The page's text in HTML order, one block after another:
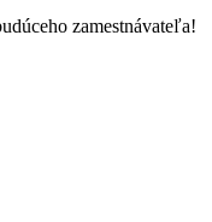
zamestnávateľa!